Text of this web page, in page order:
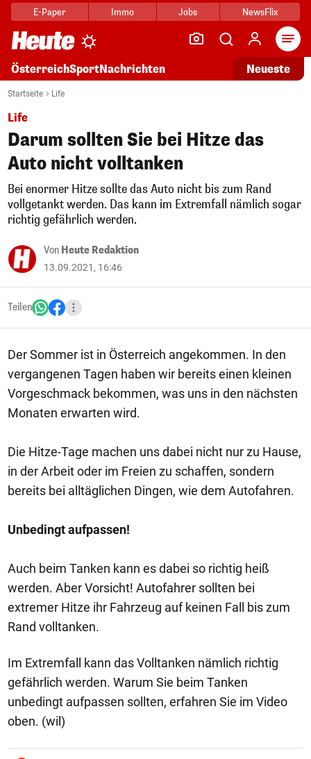
E-Paper Immo Jobs NewsFlix
ÖsterreichSportNachrichten Neueste
Startseite Life
Life
Darum sollten Sie bei Hitze das
Auto nicht volltanken
Bei enormer Hitze sollte das Auto nicht bis zum Rand
vollgetankt werden. Das kann im Extremfall nämlich sogar
richtig gefährlich werden.
Von Heute Redaktion
13.09.2021, 16:46
Teilen
Der Sommer ist in Österreich angekommen. In den
vergangenen Tagen haben wir bereits einen kleinen
Vorgeschmack bekommen, was uns in den nächsten
Monaten erwarten wird.
Die Hitze-Tage machen uns dabei nicht nur zu Hause,
in der Arbeit oder im Freien zu schaffen, sondern
bereits bei alltäglichen Dingen, wie dem Autofahren.
Unbedingt aufpassen!
Auch beim Tanken kann es dabei so richtig heiß
werden. Aber Vorsicht! Autofahrer sollten bei
extremer Hitze ihr Fahrzeug auf keinen Fall bis zum
Rand volltanken.
Im Extremfall kann das Volltanken nämlich richtig
gefährlich werden. Warum Sie beim Tanken
unbedingt aufpassen sollten, erfahren Sie im Video
oben. (wil)